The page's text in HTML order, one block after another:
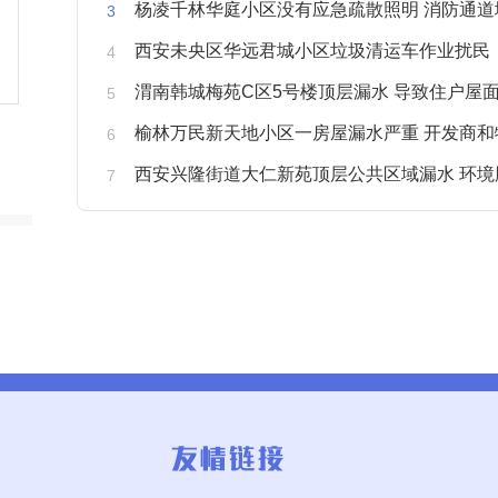
杨凌千林华庭小区没有应急疏散照明 消防通
西安未央区华远君城小区垃圾清运车作业扰民
渭南韩城梅苑C区5号楼顶层漏水 导致住户屋面被
榆林万民新天地小区一房屋漏水严重 开发商和物业不予
西安兴隆街道大仁新苑顶层公共区域漏水 环